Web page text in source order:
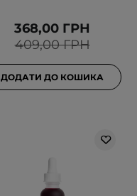
409,00 ГРН
368,00 ГРН
ДОДАТИ ДО КОШИКА